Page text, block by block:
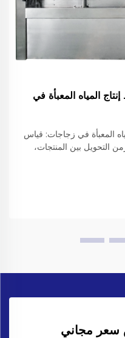
المياه المعبأة في
المعبأة في زجاجات: قياس
التحويل بين المنتجات،
مجاني